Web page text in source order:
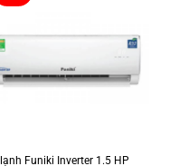
Funiki Inverter 1.5 HP